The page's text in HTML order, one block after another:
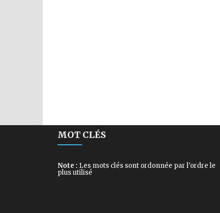
MOT CLÉS
Note : Les mots clés sont ordonnée par l'ordre le
plus utilisé